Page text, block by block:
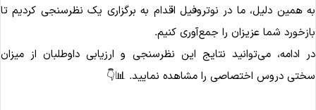
همین دلیل، ما در نوتروفیل اقدام به برگزاری یک نظرسنجی کردیم تا
شما عزیزان را جمع‌آوری کنیم.
ادامه، می‌توانید نتایج این نظرسنجی و ارزیابی داوطلبان از میزان
دروس اختصاصی را مشاهده نمایید. 📊👇